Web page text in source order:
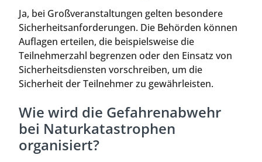
Ja, bei Großveranstaltungen gelten besondere
Sicherheitsanforderungen. Die Behörden können
Auflagen erteilen, die beispielsweise die
Teilnehmerzahl begrenzen oder den Einsatz von
Sicherheitsdiensten vorschreiben, um die
Sicherheit der Teilnehmer zu gewährleisten.
Wie wird die Gefahrenabwehr
bei Naturkatastrophen
organisiert?